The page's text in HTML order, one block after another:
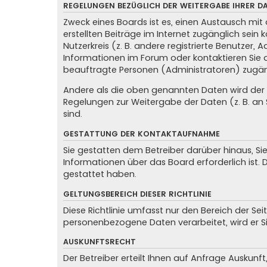
REGELUNGEN BEZÜGLICH DER WEITERGABE IHRER
Zweck eines Boards ist es, einen Austausch
erstellten Beiträge im Internet zugänglich sein
Nutzerkreis (z. B. andere registrierte Benutzer,
Informationen im Forum oder kontaktieren Sie
beauftragte Personen (Administratoren)
Andere als die oben genannten Daten wird
Regelungen zur Weitergabe der Daten (z. B.
sind.
GESTATTUNG DER KONTAKTAUFNAHME
Sie gestatten dem Betreiber darüber hinaus,
Informationen über das Board erforderlich ist.
gestattet haben.
GELTUNGSBEREICH DIESER RICHTLINIE
Diese Richtlinie umfasst nur den Bereich der
personenbezogene Daten verarbeitet, wird er
AUSKUNFTSRECHT
Der Betreiber erteilt Ihnen auf Anfrage